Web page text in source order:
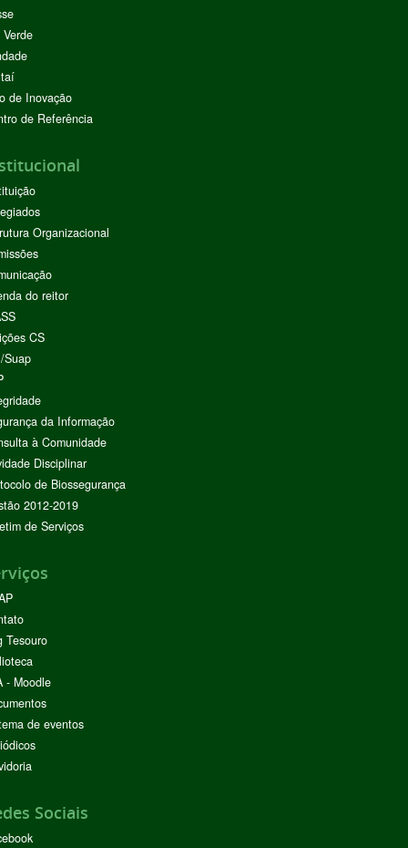
de Inovação
de Referência
Organizacional
do reitor
CS
Suap
da Informação
à Comunidade
Disciplinar
de Biossegurança
2012-2019
de Serviços
Tesouro
- Moodle
de eventos
Sociais